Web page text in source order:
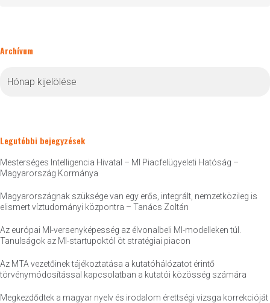
Archívum
Legutóbbi bejegyzések
Mesterséges Intelligencia Hivatal – MI Piacfelügyeleti Hatóság –
Magyarország Kormánya
Magyarországnak szüksége van egy erős, integrált, nemzetközileg is
elismert víztudományi központra – Tanács Zoltán
Az európai MI-versenyképesség az élvonalbeli MI-modelleken túl.
Tanulságok az MI-startupoktól öt stratégiai piacon
Az MTA vezetőinek tájékoztatása a kutatóhálózatot érintő
törvénymódosítással kapcsolatban a kutatói közösség számára
Megkezdődtek a magyar nyelv és irodalom érettségi vizsga korrekcióját